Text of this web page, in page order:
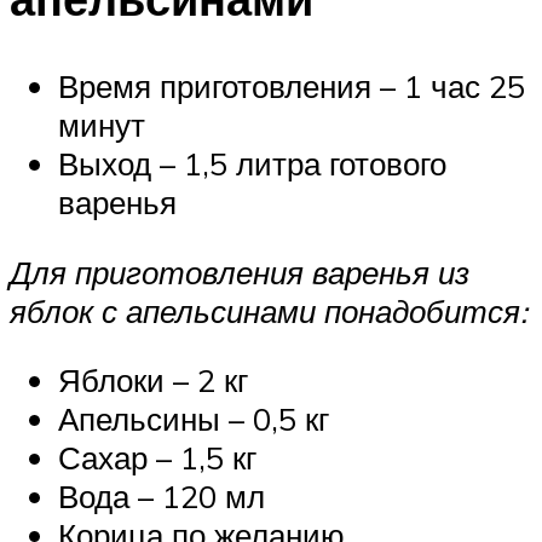
Время приготовления – 1 час 25
минут
Выход – 1,5 литра готового
варенья
Для приготовления варенья из
яблок с апельсинами понадобится:
Яблоки – 2 кг
Апельсины – 0,5 кг
Сахар – 1,5 кг
Вода – 120 мл